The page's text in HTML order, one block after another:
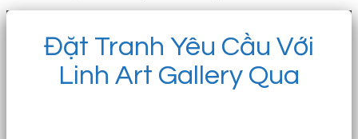
Đặt Tranh Yêu Cầu Với
Linh Art Gallery Qua